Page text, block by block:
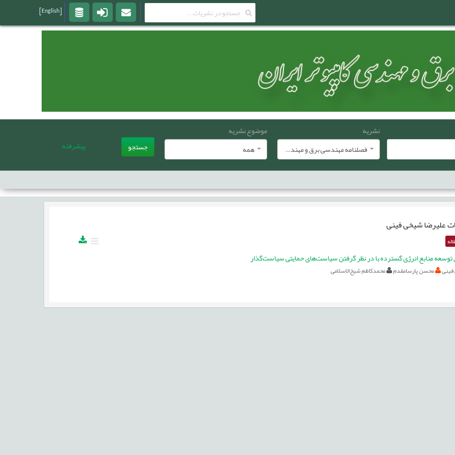
نشریه
فصلنامه مهندسی برق و مهندسی کامپيوتر ايران
موضوع نشریه
همه
جستجو پیشرفته
علیرضا شیخی فینی
توسعه منابع انرژی گسترده با در نظر گرفتن سیاست‌های حمایتی سیاست‌گذار
محسن پارسامقدم محمدکاظم شیخ‌الاسلامی
[English]